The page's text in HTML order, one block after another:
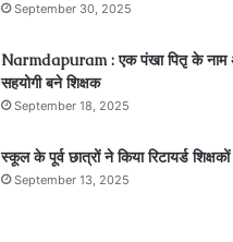
September 30, 2025
Narmdapuram : एक पंखा पितृ के नाम
सहयोगी बने शिक्षक
September 18, 2025
स्कूल के पूर्व छात्रों ने किया रिटायर्ड
September 13, 2025